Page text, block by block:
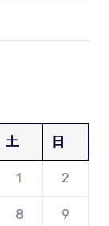
土 日
1 2
8 9